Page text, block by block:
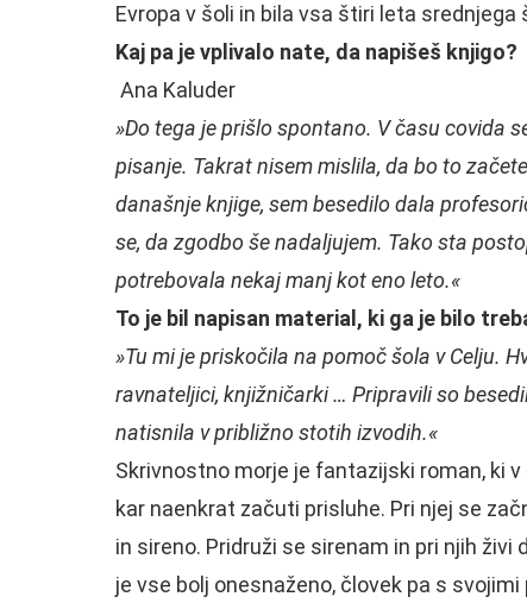
Evropa v šoli in bila vsa štiri leta srednjega
Kaj pa je vplivalo nate, da napišeš knjigo?
Ana Kaluder
»Do tega je prišlo spontano. V času covida
pisanje. Takrat nisem mislila, da bo to
današnje knjige, sem besedilo dala
se, da zgodbo še nadaljujem. Tako sta
potrebovala nekaj manj kot eno leto.«
To je bil napisan material, ki ga je bilo
»Tu mi je priskočila na pomoč šola v Celju.
ravnateljici, knjižničarki … Pripravili so
natisnila v približno stotih izvodih.«
Skrivnostno morje je fantazijski roman, ki
kar naenkrat začuti prisluhe. Pri njej se
in sireno. Pridruži se sirenam in pri njih
je vse bolj onesnaženo, človek pa s